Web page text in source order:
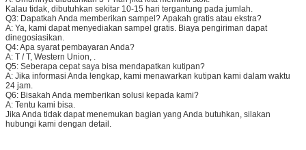
Kalau tidak, dibutuhkan sekitar 10-15 hari tergantung pada jumlah.
Q3: Dapatkah Anda memberikan sampel? Apakah gratis atau ekstra?
A: Ya, kami dapat menyediakan sampel gratis. Biaya pengiriman dapat
dinegosiasikan.
Q4: Apa syarat pembayaran Anda?
A: T / T, Western Union, .
Q5: Seberapa cepat saya bisa mendapatkan kutipan?
A: Jika informasi Anda lengkap, kami menawarkan kutipan kami dalam waktu
24 jam.
Q6: Bisakah Anda memberikan solusi kepada kami?
A: Tentu kami bisa.
Jika Anda tidak dapat menemukan bagian yang Anda butuhkan, silakan
hubungi kami dengan detail.